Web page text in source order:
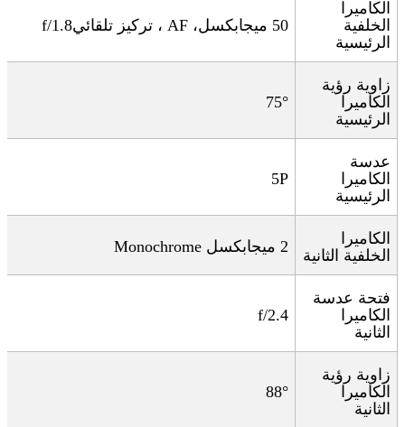
الكاميرا
الخلفية
الرئيسية
50 ميجابكسل، f/1.8، تركيز تلقائي AF
زاوية رؤية
الكاميرا
الرئيسية
75°
عدسة
الكاميرا
الرئيسية
5P
الكاميرا
الخلفية الثانية
2 ميجابكسل Monochrome
فتحة عدسة
الكاميرا
الثانية
f/2.4
زاوية رؤية
الكاميرا
الثانية
88°